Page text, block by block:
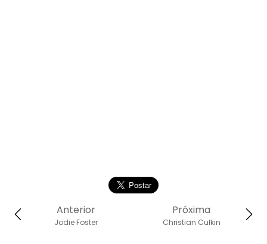
Próxima
Christian Culkin
Anterior
Jodie Foster